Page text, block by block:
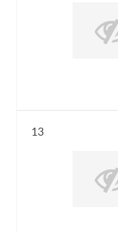
Résultat n°
13